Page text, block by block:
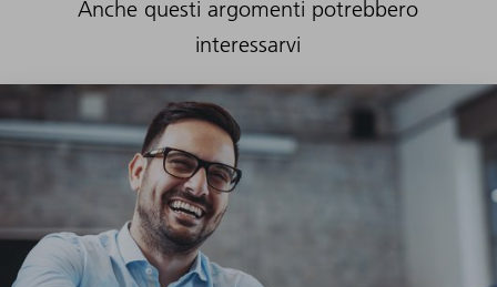
Anche questi argomenti potrebbero
interessarvi